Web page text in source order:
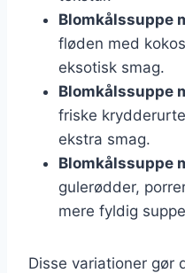
Blomkålssuppe
fløden med
eksotisk smag.
Blomkålssuppe
friske
ekstra smag.
Blomkålssuppe
gulerødder,
mere fyldig
Disse variationer gør